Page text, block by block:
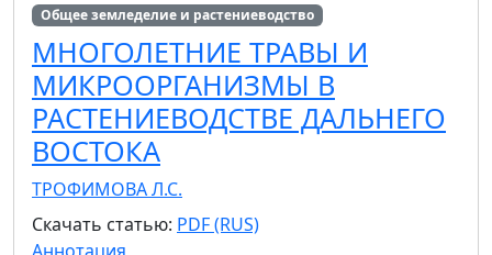
Общее земледелие и растениеводство
МНОГОЛЕТНИЕ ТРАВЫ И
МИКРООРГАНИЗМЫ В
РАСТЕНИЕВОДСТВЕ ДАЛЬНЕГО
ВОСТОКА
ТРОФИМОВА Л.С.
Скачать статью: PDF (RUS)